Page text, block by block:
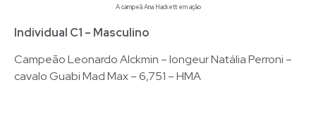
A campeã Ana Hackett em ação
Individual C1 – Masculino
Campeão Leonardo Alckmin – longeur Natália Perroni –
cavalo Guabi Mad Max – 6,751 – HMA